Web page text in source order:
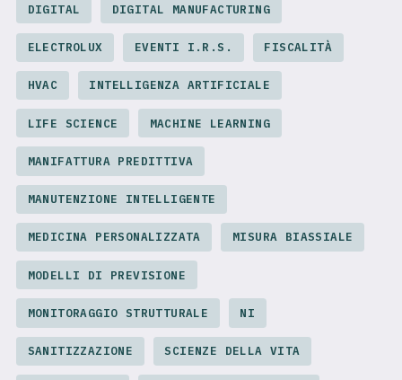
DIGITAL DIGITAL MANUFACTURING
ELECTROLUX EVENTI I.R.S. FISCALITÀ
HVAC INTELLIGENZA ARTIFICIALE
LIFE SCIENCE MACHINE LEARNING
MANIFATTURA PREDITTIVA
MANUTENZIONE INTELLIGENTE
MEDICINA PERSONALIZZATA MISURA BIASSIALE
MODELLI DI PREVISIONE
MONITORAGGIO STRUTTURALE NI
SANITIZZAZIONE SCIENZE DELLA VITA